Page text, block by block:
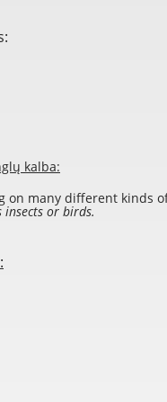
kalba:
on many different kinds
insects or birds.